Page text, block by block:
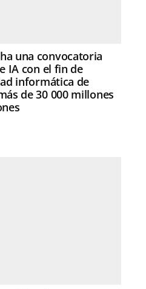
una convocatoria
IA con el fin de
informática de
de 30 000 millones